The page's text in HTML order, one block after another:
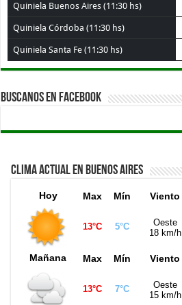
Quiniela Buenos Aires (11:30 hs)
Quiniela Córdoba (11:30 hs)
Quiniela Santa Fe (11:30 hs)
BUSCANOS EN FACEBOOK
CLIMA ACTUAL EN BUENOS AIRES
Hoy Max Mín Viento
13°C 5°C
Oeste
18 km/h
Mañana Max Mín Viento
13°C 7°C
Oeste
15 km/h